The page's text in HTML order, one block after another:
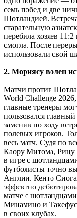
семь побед и две
Шотландией.
старательную
перебила хозяев
смогла. После
использовали свой
2. Мориясу волен
Матчи против
World Challenge
главные тренеры
пользовался
заменив по ходу
полевых игроков.
весь матч. Судя по
Каору Митома,
в игре с
футболисты точно
Англии. Кенто
эффектно
матче с
Минамино и
в своих клубах.